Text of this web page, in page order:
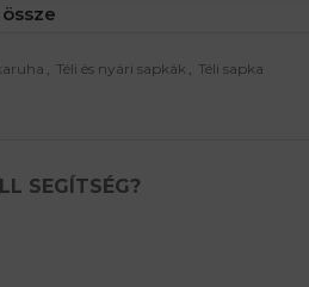
, Téli és nyári sapkák , Téli sapka
SEGÍTSÉG?